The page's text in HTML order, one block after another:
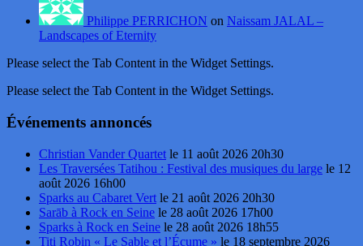
Philippe PERRICHON on Naissam JALAL –
Landscapes of Eternity
Please select the Tab Content in the Widget Settings.
Please select the Tab Content in the Widget Settings.
Événements annoncés
Christian Vander Quartet le 11 août 2026 20h30
Les Traversées Tatihou : Festival des musiques du large le 12
août 2026 16h00
Sparks au Cabaret Vert le 21 août 2026 20h30
Sarāb à Rock en Seine le 28 août 2026 17h00
Sparks à Rock en Seine le 28 août 2026 18h55
Titi Robin « Le Sable et l’Écume » le 18 septembre 2026